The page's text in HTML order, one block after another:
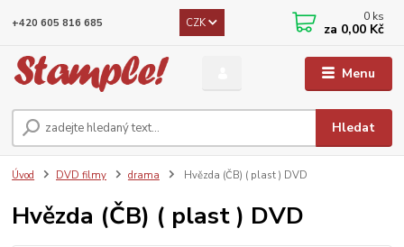
Menu
CZK
Hledat
+420 605 816 685 0 ks
za 0,00 Kč
Úvod DVD filmy drama Hvězda (ČB) ( plast ) DVD
Hvězda (ČB) ( plast ) DVD